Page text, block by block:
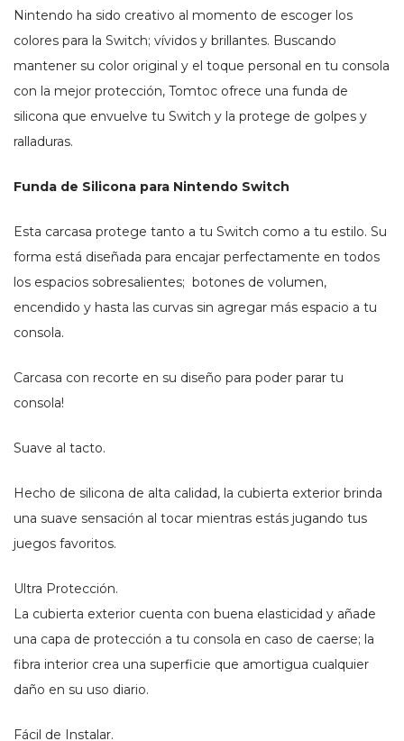
Nintendo ha sido creativo al momento de escoger los
colores para la Switch; vívidos y brillantes. Buscando
mantener su color original y el toque personal en tu consola
con la mejor protección, Tomtoc ofrece una funda de
silicona que envuelve tu Switch y la protege de golpes y
ralladuras.
Funda de Silicona para Nintendo Switch
Esta carcasa protege tanto a tu Switch como a tu estilo. Su
forma está diseñada para encajar perfectamente en todos
los espacios sobresalientes; botones de volumen,
encendido y hasta las curvas sin agregar más espacio a tu
consola.
Carcasa con recorte en su diseño para poder parar tu
consola!
Suave al tacto.
Hecho de silicona de alta calidad, la cubierta exterior brinda
una suave sensación al tocar mientras estás jugando tus
juegos favoritos.
Ultra Protección.
La cubierta exterior cuenta con buena elasticidad y añade
una capa de protección a tu consola en caso de caerse; la
fibra interior crea una superficie que amortigua cualquier
daño en su uso diario.
Fácil de Instalar.